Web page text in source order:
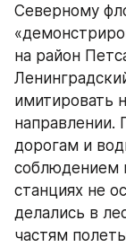
Северному
на район
имитировать
направлении.
дорогам и
соблюдением
станциях не
делались в
частям